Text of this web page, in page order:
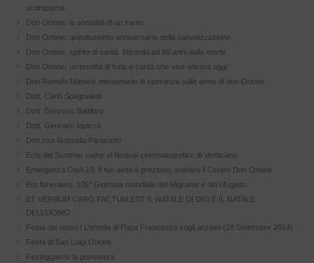
scomparsa.
Don Orione: la socialità di un santo
Don Orione: quindicesimo anniversario della canonizzazione.
Don Orione: spirito di carità. Ricordo ad 80 anni dalla morte.
Don Orione: un’eredità di fede e carità che vive ancora oggi
Don Romolo Mariani: missionario di speranza sulle orme di don Orione.
Dott. Carlo Spagnoletti
Dott. Gennaro Battiloro
Dott. Gennaro Iapicca
Dott.ssa Rossella Panariello
Echi del Summer camp al festival cinematografico di Venticano
Emergenza Covi-19. Il tuo aiuto è prezioso, sostieni il Centro Don Orione
Ero forestiero. 105° Giornata mondiale del Migrante e del rifugiato
ET VERBUM CARO FACTUM EST IL NATALE DI DIO E IL NATALE
DELL’UOMO
Festa dei nonni / L’omelia di Papa Francesco sugli anziani (28 Settembre 2014)
Festa di San Luigi Orione
Festeggiamo la primavera